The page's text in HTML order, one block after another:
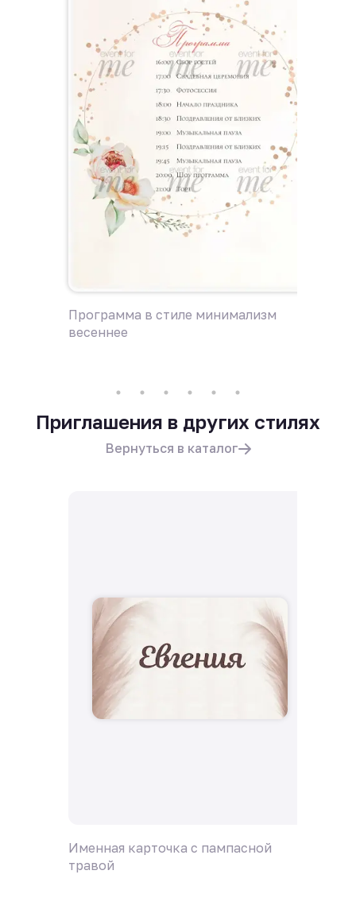
Программа в стиле минимализм
весеннее
Приглашения в других стилях
Вернуться в каталог
Именная карточка с пампасной
травой